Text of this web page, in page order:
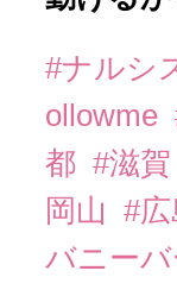
#ナルシ
ollowme
都 #滋賀
岡山
#広
バニーバ